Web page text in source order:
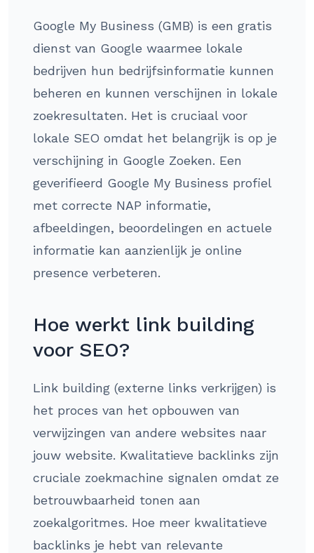
Google My Business (GMB) is een gratis
dienst van Google waarmee lokale
bedrijven hun bedrijfsinformatie kunnen
beheren en kunnen verschijnen in lokale
zoekresultaten. Het is cruciaal voor
lokale SEO omdat het belangrijk is op je
verschijning in Google Zoeken. Een
geverifieerd Google My Business profiel
met correcte NAP informatie,
afbeeldingen, beoordelingen en actuele
informatie kan aanzienlijk je online
presence verbeteren.
Hoe werkt link building
voor SEO?
Link building (externe links verkrijgen) is
het proces van het opbouwen van
verwijzingen van andere websites naar
jouw website. Kwalitatieve backlinks zijn
cruciale zoekmachine signalen omdat ze
betrouwbaarheid tonen aan
zoekalgoritmes. Hoe meer kwalitatieve
backlinks je hebt van relevante